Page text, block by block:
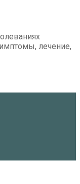
лечение,